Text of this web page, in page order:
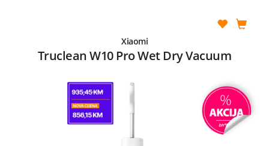
Xiaomi
Truclean W10 Pro Wet Dry Vacuum